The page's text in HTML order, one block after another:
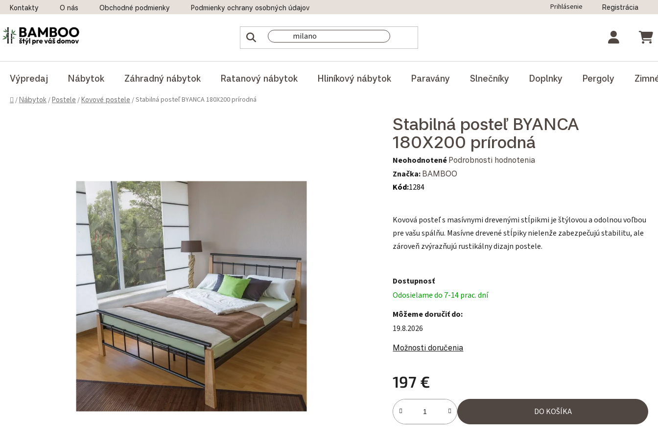
Prejsť na obsah
Kontakty O nás Obchodné podmienky Podmienky ochrany osobných údajov Odstúpenie od zmluvy
Prihlásenie Registrácia
Výpredaj Nábytok Záhradný nábytok Ratanový nábytok Hliníkový nábytok Paravány Slnečníky Doplnky Pergoly
Domov
/Nábytok /Postele /Kovové postele /Stabilná posteľ BYANCA 180X200 prírodná
Stabilná posteľ BYANCA
180X200 prírodná
Priemerné hodnotenie produktu je 0,0 z 5 hviezdičiek.
Neohodnotené Podrobnosti hodnotenia
Značka: BAMBOO
Kód:1284
Kovová posteľ s masívnymi drevenými stĺpikmi je štýlovou a odolnou voľbou
pre vašu spálňu. Masívne drevené stĺpiky nielenže zabezpečujú stabilitu, ale
zároveň zvýrazňujú rustikálny dizajn postele.
Dostupnosť
Odosielame do 7-14 prac. dní
Môžeme doručiť do:
19.8.2026
Možnosti doručenia
197 €
Jednotková cena:
DO KOŠÍKA